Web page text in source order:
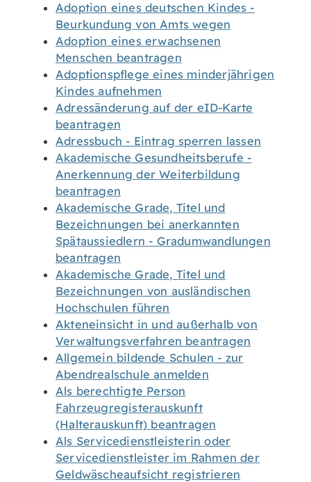
Adoption eines deutschen Kindes -
Beurkundung von Amts wegen
Adoption eines erwachsenen
Menschen beantragen
Adoptionspflege eines minderjährigen
Kindes aufnehmen
Adressänderung auf der eID-Karte
beantragen
Adressbuch - Eintrag sperren lassen
Akademische Gesundheitsberufe -
Anerkennung der Weiterbildung
beantragen
Akademische Grade, Titel und
Bezeichnungen bei anerkannten
Spätaussiedlern - Gradumwandlungen
beantragen
Akademische Grade, Titel und
Bezeichnungen von ausländischen
Hochschulen führen
Akteneinsicht in und außerhalb von
Verwaltungsverfahren beantragen
Allgemein bildende Schulen - zur
Abendrealschule anmelden
Als berechtigte Person
Fahrzeugregisterauskunft
(Halterauskunft) beantragen
Als Servicedienstleisterin oder
Servicedienstleister im Rahmen der
Geldwäscheaufsicht registrieren